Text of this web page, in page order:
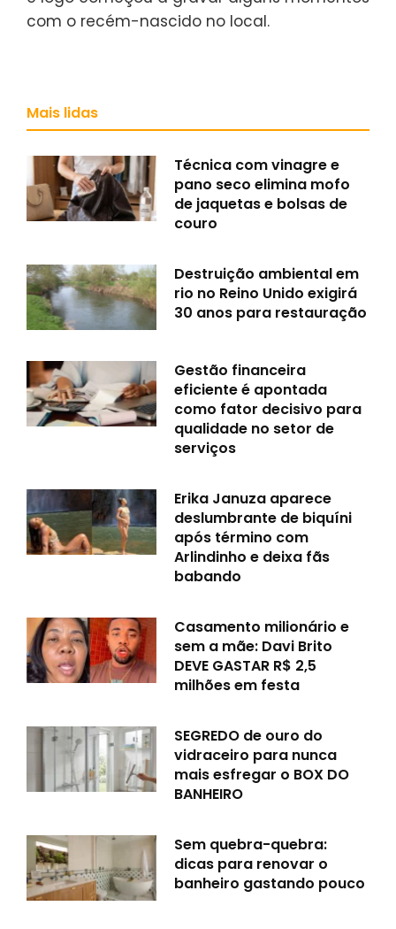
com o recém-nascido no local.
Mais lidas
Técnica com vinagre e
pano seco elimina mofo
de jaquetas e bolsas de
couro
Destruição ambiental em
rio no Reino Unido exigirá
30 anos para restauração
Gestão financeira
eficiente é apontada
como fator decisivo para
qualidade no setor de
serviços
Erika Januza aparece
deslumbrante de biquíni
após término com
Arlindinho e deixa fãs
babando
Casamento milionário e
sem a mãe: Davi Brito
DEVE GASTAR R$ 2,5
milhões em festa
SEGREDO de ouro do
vidraceiro para nunca
mais esfregar o BOX DO
BANHEIRO
Sem quebra-quebra:
dicas para renovar o
banheiro gastando pouco